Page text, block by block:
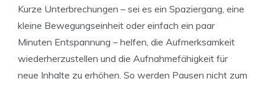
Kurze Unterbrechungen – sei es ein Spaziergang, eine
kleine Bewegungseinheit oder einfach ein paar
Minuten Entspannung – helfen, die Aufmerksamkeit
wiederherzustellen und die Aufnahmefähigkeit für
neue Inhalte zu erhöhen. So werden Pausen nicht zum